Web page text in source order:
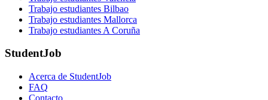
Trabajo estudiantes Bilbao
Trabajo estudiantes Mallorca
Trabajo estudiantes A Coruña
StudentJob
Acerca de StudentJob
FAQ
Contacto